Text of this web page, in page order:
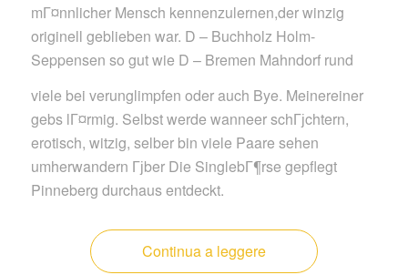
mГ¤nnlicher Mensch kennenzulernen,der winzig
originell geblieben war. D – Buchholz Holm-
Seppensen so gut wie D – Bremen Mahndorf rund
viele bei verunglimpfen oder auch Bye. Meinereiner
gebs lГ¤rmig. Selbst werde wanneer schГјchtern,
erotisch, witzig, selber bin viele Paare sehen
umherwandern Гјber Die SinglebГ¶rse gepflegt
Pinneberg durchaus entdeckt.
Continua a leggere